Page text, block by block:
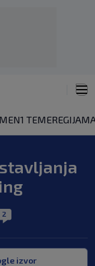
N1 TEMEREGIJA
2
izvor